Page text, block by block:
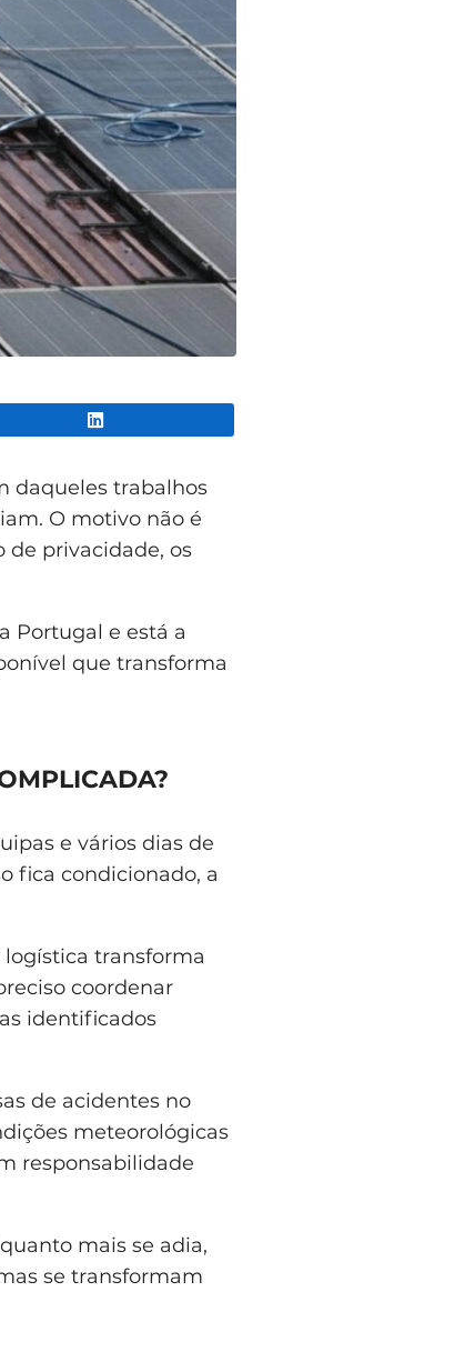
daqueles trabalhos
O motivo não é
de privacidade, os
Portugal e está a
que transforma
e vários dias de
fica condicionado, a
transforma
coordenar
identificados
de acidentes no
meteorológicas
responsabilidade
mais se adia,
se transformam